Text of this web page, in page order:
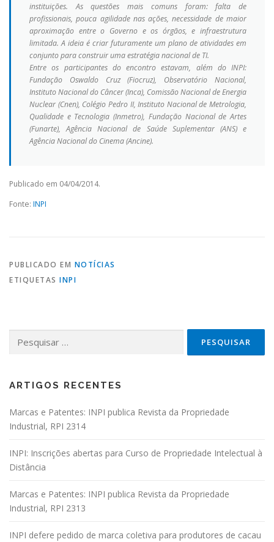
instituições. As questões mais comuns foram: falta de
profissionais, pouca agilidade nas ações, necessidade de maior
aproximação entre o Governo e os órgãos, e infraestrutura
limitada. A ideia é criar futuramente um plano de atividades em
conjunto para construir uma estratégia nacional de TI.
Entre os participantes do encontro estavam, além do INPI:
Fundação Oswaldo Cruz (Fiocruz), Observatório Nacional,
Instituto Nacional do Câncer (Inca), Comissão Nacional de Energia
Nuclear (Cnen), Colégio Pedro II, Instituto Nacional de Metrologia,
Qualidade e Tecnologia (Inmetro), Fundação Nacional de Artes
(Funarte), Agência Nacional de Saúde Suplementar (ANS) e
Agência Nacional do Cinema (Ancine).
Publicado em 04/04/2014.
Fonte: INPI
PUBLICADO EM NOTÍCIAS
ETIQUETAS INPI
ARTIGOS RECENTES
Marcas e Patentes: INPI publica Revista da Propriedade
Industrial, RPI 2314
INPI: Inscrições abertas para Curso de Propriedade Intelectual à
Distância
Marcas e Patentes: INPI publica Revista da Propriedade
Industrial, RPI 2313
INPI defere pedido de marca coletiva para produtores de cacau